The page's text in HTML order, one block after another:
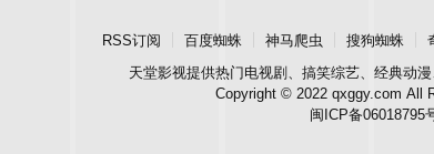
RSS订阅 百度蜘蛛 神马爬虫 搜狗蜘蛛
天堂影视提供热门电视剧、搞笑综艺、经典动
Copyright © 2022 qxggy.com All
闽ICP备06018795